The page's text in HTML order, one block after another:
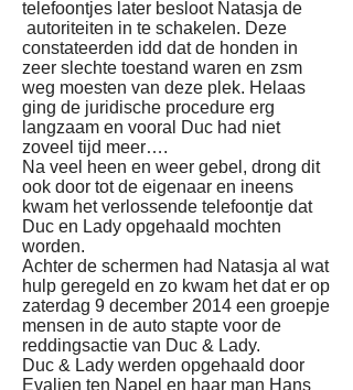
telefoontjes later besloot Natasja de
autoriteiten in te schakelen. Deze
constateerden idd dat de honden in
zeer slechte toestand waren en zsm
weg moesten van deze plek. Helaas
ging de juridische procedure erg
langzaam en vooral Duc had niet
zoveel tijd meer….
Na veel heen en weer gebel, drong dit
ook door tot de eigenaar en ineens
kwam het verlossende telefoontje dat
Duc en Lady opgehaald mochten
worden.
Achter de schermen had Natasja al wat
hulp geregeld en zo kwam het dat er op
zaterdag 9 december 2014 een groepje
mensen in de auto stapte voor de
reddingsactie van Duc & Lady.
Duc & Lady werden opgehaald door
Evalien ten Napel en haar man Hans